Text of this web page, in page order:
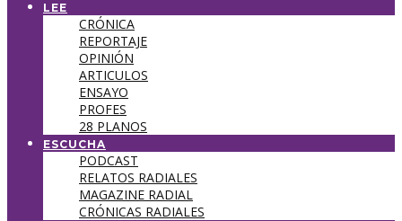
LEE
CRÓNICA
REPORTAJE
OPINIÓN
ARTICULOS
ENSAYO
PROFES
28 PLANOS
ESCUCHA
PODCAST
RELATOS RADIALES
MAGAZINE RADIAL
CRÓNICAS RADIALES